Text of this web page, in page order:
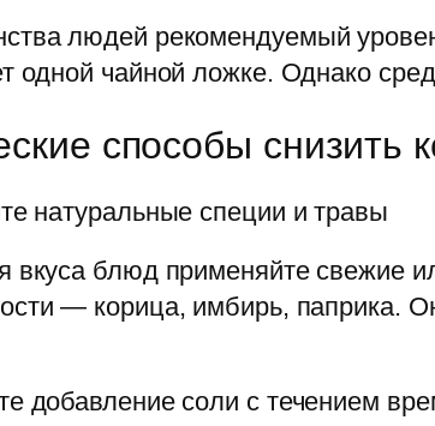
людей рекомендуемый
одной чайной ложке. Однако
способы снизить
натуральные специи и травы
вкуса блюд применяйте свежие
— корица, имбирь, паприка.
добавление соли с течением